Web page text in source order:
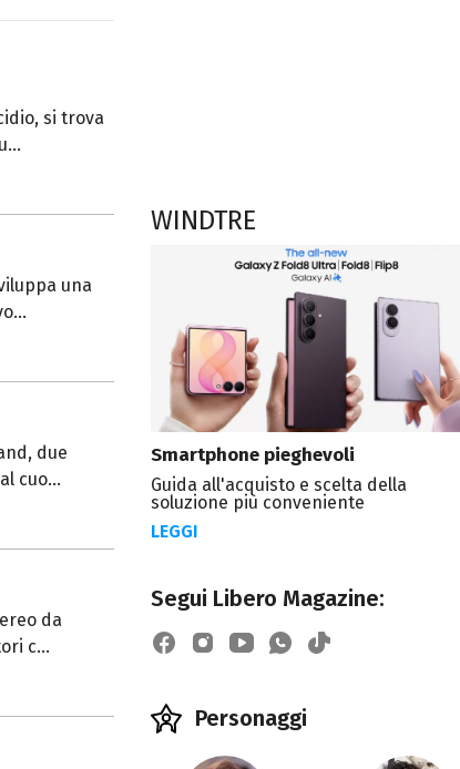
si trova
una
due
cuo...
da
c...
WINDTRE
Smartphone pieghevoli
Guida all'acquisto e scelta della
soluzione più conveniente
LEGGI
Segui Libero Magazine:
Personaggi